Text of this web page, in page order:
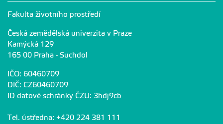
Fakulta životního prostředí
Česká zemědělská univerzita v Praze
Kamýcká 129
165 00 Praha - Suchdol
IČO: 60460709
DIČ: CZ60460709
ID datové schránky ČZU: 3hdj9cb
Tel. ústředna: +420 224 381 111